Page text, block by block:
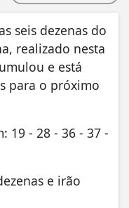
seis dezenas do
realizado nesta
e está
para o próximo
19 - 28 - 36 - 37 -
e irão